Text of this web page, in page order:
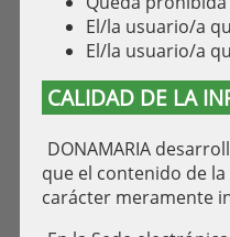
El/la usuario/a
El/la usuario/a
CALIDAD DE LA
DONAMARIA
que el contenido de
carácter meramente